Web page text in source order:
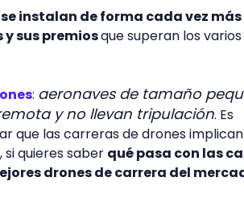
instalan de forma cada vez
sus premiosque superan los
: aeronaves de tamaño
y no llevan tripulación. Es
que las carreras de drones implican
quieres saber qué pasa con las
drones de carrera del